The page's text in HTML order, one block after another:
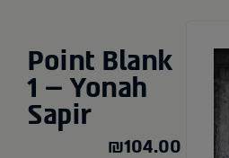
Point Blank
1 – Yonah
Sapir
₪104.00